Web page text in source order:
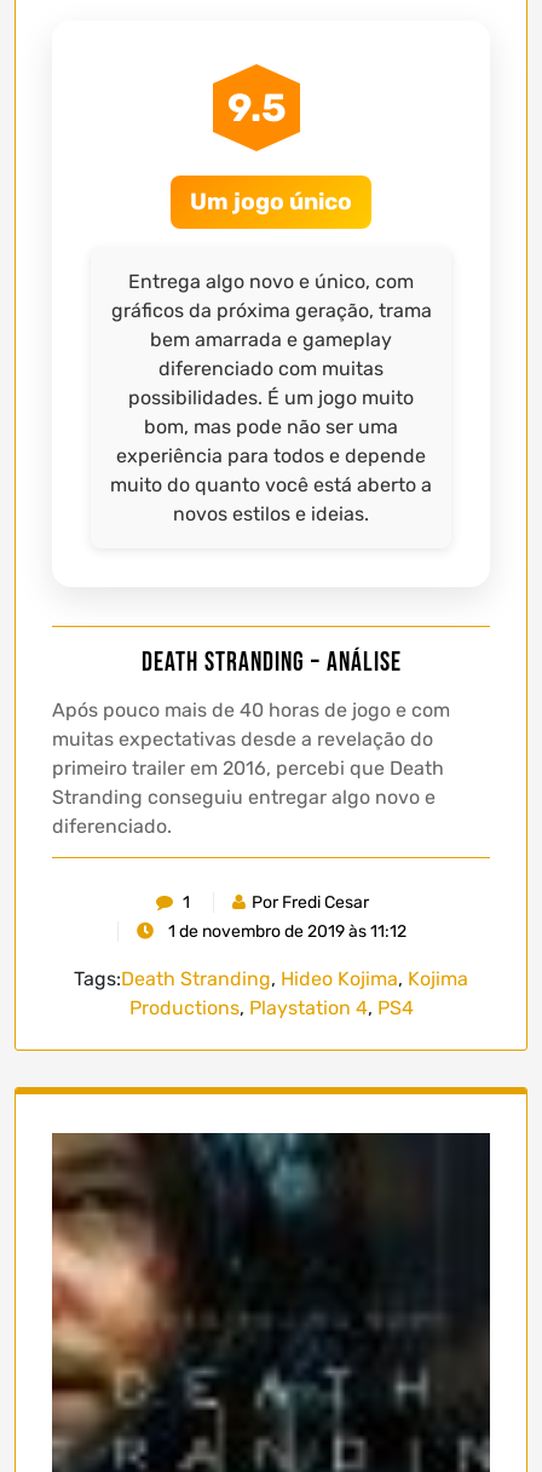
9.5
Um jogo único
Entrega algo novo e único, com
gráficos da próxima geração, trama
bem amarrada e gameplay
diferenciado com muitas
possibilidades. É um jogo muito
bom, mas pode não ser uma
experiência para todos e depende
muito do quanto você está aberto a
novos estilos e ideias.
Death Stranding – Análise
Após pouco mais de 40 horas de jogo e com
muitas expectativas desde a revelação do
primeiro trailer em 2016, percebi que Death
Stranding conseguiu entregar algo novo e
diferenciado.
1
Por Fredi Cesar
1 de novembro de 2019 às 11:12
Tags:Death Stranding, Hideo Kojima, Kojima
Productions, Playstation 4, PS4